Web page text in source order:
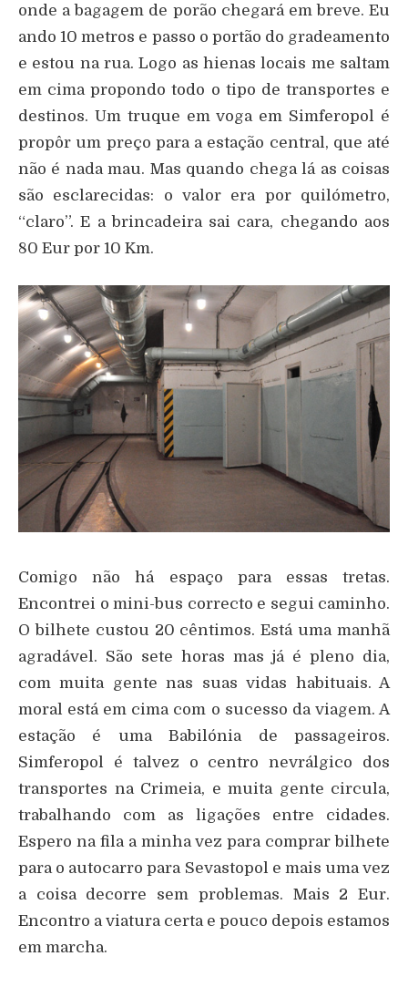
onde a bagagem de porão chegará em breve. Eu
ando 10 metros e passo o portão do gradeamento
e estou na rua. Logo as hienas locais me saltam
em cima propondo todo o tipo de transportes e
destinos. Um truque em voga em Simferopol é
propôr um preço para a estação central, que até
não é nada mau. Mas quando chega lá as coisas
são esclarecidas: o valor era por quilómetro,
“claro”. E a brincadeira sai cara, chegando aos
80 Eur por 10 Km.
Comigo não há espaço para essas tretas.
Encontrei o mini-bus correcto e segui caminho.
O bilhete custou 20 cêntimos. Está uma manhã
agradável. São sete horas mas já é pleno dia,
com muita gente nas suas vidas habituais. A
moral está em cima com o sucesso da viagem. A
estação é uma Babilónia de passageiros.
Simferopol é talvez o centro nevrálgico dos
transportes na Crimeia, e muita gente circula,
trabalhando com as ligações entre cidades.
Espero na fila a minha vez para comprar bilhete
para o autocarro para Sevastopol e mais uma vez
a coisa decorre sem problemas. Mais 2 Eur.
Encontro a viatura certa e pouco depois estamos
em marcha.